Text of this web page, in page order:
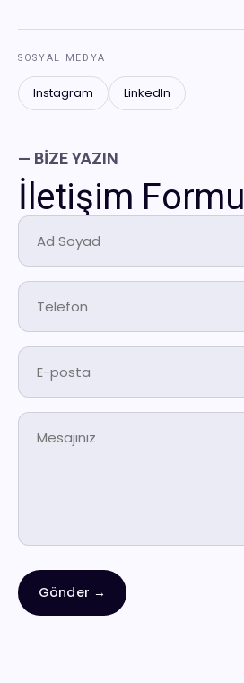
SOSYAL MEDYA
Instagram LinkedIn
— BIZE YAZIN
İletişim Formu
Gönder →